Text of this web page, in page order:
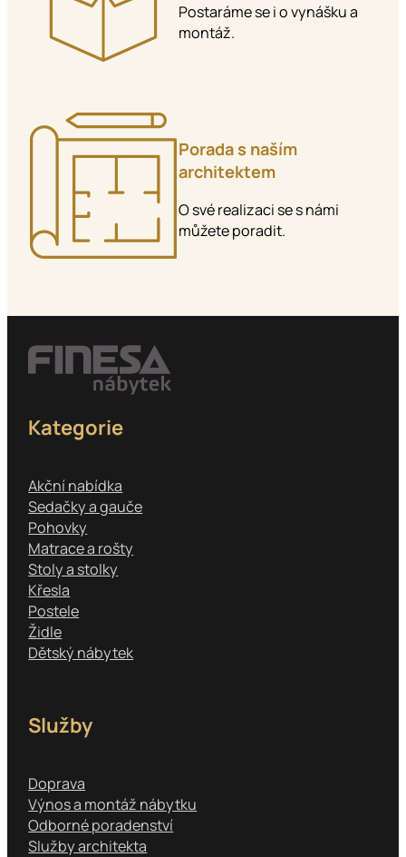
Postaráme se i o vynášku a
montáž.
Porada s naším
architektem
O své realizaci se s námi
můžete poradit.
Kategorie
Akční nabídka
Sedačky a gauče
Pohovky
Matrace a rošty
Stoly a stolky
Křesla
Postele
Židle
Dětský nábytek
Služby
Doprava
Výnos a montáž nábytku
Odborné poradenství
Služby architekta